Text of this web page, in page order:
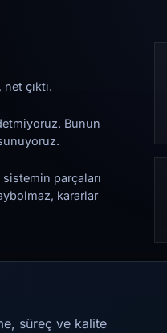
çıktı.
Bunun
sistemin parçaları
kararlar
süreç ve kalite